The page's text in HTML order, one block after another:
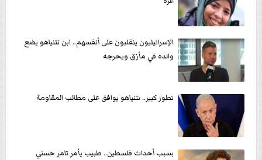
الإسرائيليون ينقلبون على أنفسهم.. ابن نتنياهو يضع
والده في مأزق ويحرجه
تطور كبير.. نتنياهو يوافق على مطالب المقاومة
بسبب أحداث فلسطين.. طبيب يأمر تامر حسني